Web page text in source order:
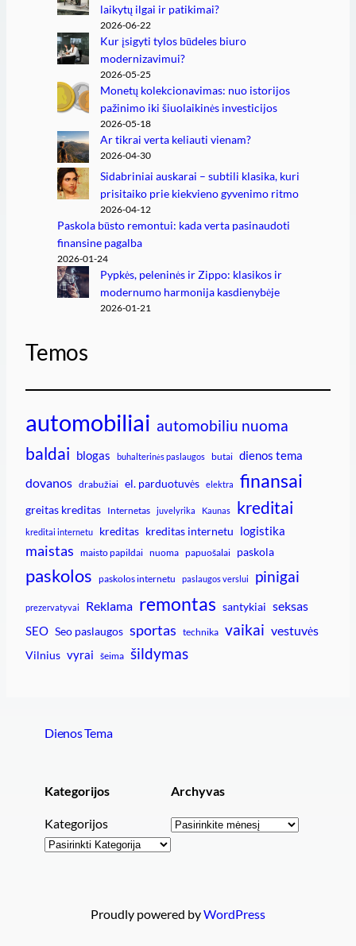
laikytų ilgai ir patikimai?
2026-06-22
Kur įsigyti tylos būdeles biuro
modernizavimui?
2026-05-25
Monetų kolekcionavimas: nuo istorijos
pažinimo iki šiuolaikinės investicijos
2026-05-18
Ar tikrai verta keliauti vienam?
2026-04-30
Sidabriniai auskarai – subtili klasika, kuri
prisitaiko prie kiekvieno gyvenimo ritmo
2026-04-12
Paskola būsto remontui: kada verta pasinaudoti
finansine pagalba
2026-01-24
Pypkės, peleninės ir Zippo: klasikos ir
modernumo harmonija kasdienybėje
2026-01-21
Temos
automobiliai automobiliu nuoma
baldai blogas buhalterinės paslaugos butai dienos tema
dovanos drabužiai el. parduotuvės elektra finansai
greitas kreditas Internetas juvelyrika Kaunas kreditai
kreditai internetu kreditas kreditas internetu logistika
maistas maisto papildai nuoma papuošalai paskola
paskolos paskolos internetu paslaugos verslui pinigai
prezervatyvai Reklama remontas santykiai seksas
SEO Seo paslaugos sportas technika vaikai vestuvės
Vilnius vyrai šeima šildymas
Dienos Tema
Kategorijos
Kategorijos
Archyvas
Archyvai
Proudly powered byWordPress